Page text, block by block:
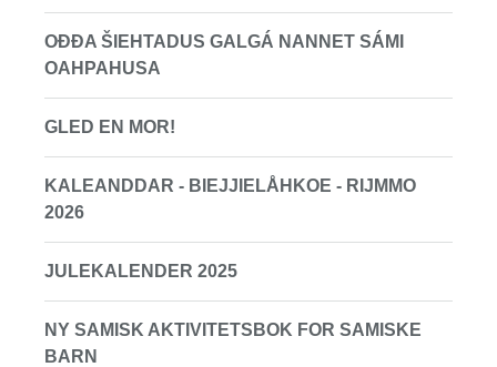
OĐĐA ŠIEHTADUS GALGÁ NANNET SÁMI
OAHPAHUSA
GLED EN MOR!
KALEANDDAR - BIEJJIELÅHKOE - RIJMMO
2026
JULEKALENDER 2025
NY SAMISK AKTIVITETSBOK FOR SAMISKE
BARN